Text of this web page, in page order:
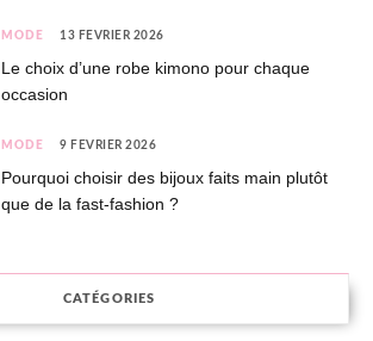
MODE 13 FÉVRIER 2026
Le choix d’une robe kimono pour chaque
occasion
MODE 9 FÉVRIER 2026
Pourquoi choisir des bijoux faits main plutôt
que de la fast-fashion ?
CATÉGORIES